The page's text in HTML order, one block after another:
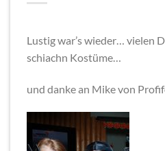
Lustig war’s wieder… vielen
schiachn Kostüme…
und danke an Mike von